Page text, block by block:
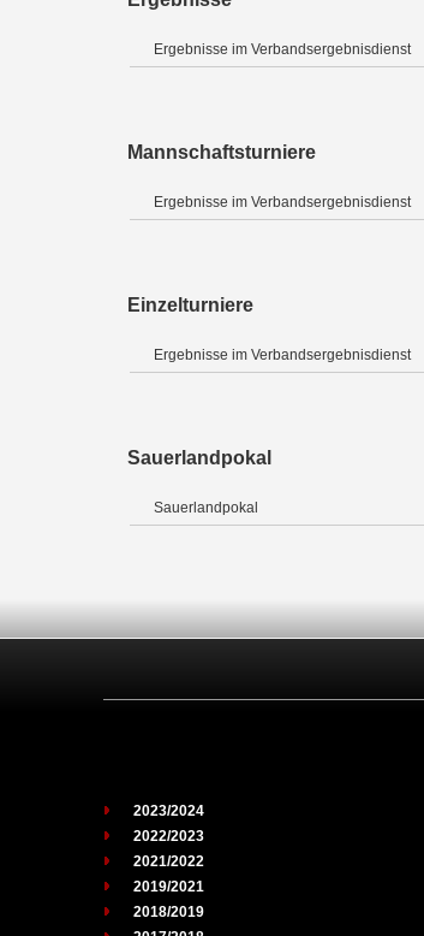
Ergebnisse im Verbandsergebnisdienst
Mannschaftsturniere
Ergebnisse im Verbandsergebnisdienst
Einzelturniere
Ergebnisse im Verbandsergebnisdienst
Sauerlandpokal
Sauerlandpokal
2023/2024
2022/2023
2021/2022
2019/2021
2018/2019